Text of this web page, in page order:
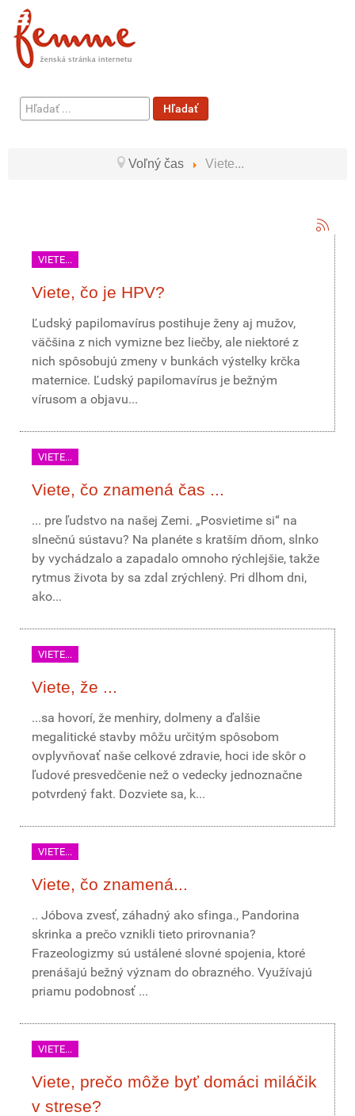
Hľadať
...
Hľadať
Voľný čas Viete...
VIETE...
Viete, čo je HPV?
Ľudský papilomavírus postihuje ženy aj mužov,
väčšina z nich vymizne bez liečby, ale niektoré z
nich spôsobujú zmeny v bunkách výstelky krčka
maternice. Ľudský papilomavírus je bežným
vírusom a objavu...
VIETE...
Viete, čo znamená čas ...
... pre ľudstvo na našej Zemi. „Posvietime si“ na
slnečnú sústavu? Na planéte s kratším dňom, slnko
by vychádzalo a zapadalo omnoho rýchlejšie, takže
rytmus života by sa zdal zrýchlený. Pri dlhom dni,
ako...
VIETE...
Viete, že ...
...sa hovorí, že menhiry, dolmeny a ďalšie
megalitické stavby môžu určitým spôsobom
ovplyvňovať naše celkové zdravie, hoci ide skôr o
ľudové presvedčenie než o vedecky jednoznačne
potvrdený fakt. Dozviete sa, k...
VIETE...
Viete, čo znamená...
.. Jóbova zvesť, záhadný ako sfinga., Pandorina
skrinka a prečo vznikli tieto prirovnania?
Frazeologizmy sú ustálené slovné spojenia, ktoré
prenášajú bežný význam do obrazného. Využívajú
priamu podobnosť ...
VIETE...
Viete, prečo môže byť domáci miláčik
v strese?